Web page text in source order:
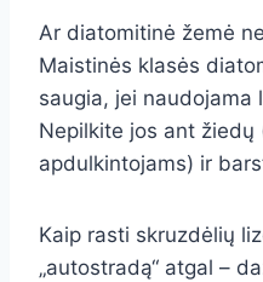
Ar diatomitinė žemė
Maistinės klasės
saugia, jei naudojama
Nepilkite jos ant
apdulkintojams) ir
Kaip rasti skruzdėlių
„autostradą“ atgal –